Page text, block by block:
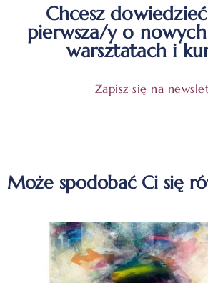
Chcesz
pierwsza/y o
warsztatach i
Zapisz się na